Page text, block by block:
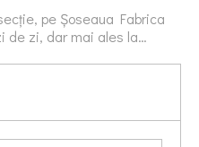
pe Șoseaua Fabrica
de zi, dar mai ales la…